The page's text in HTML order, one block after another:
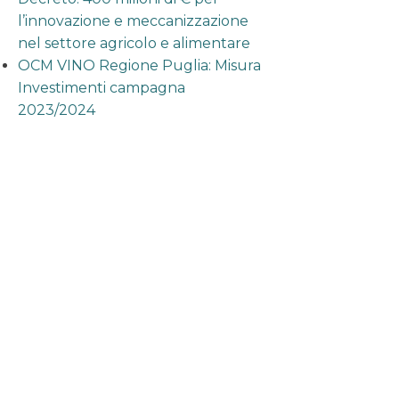
l’innovazione e meccanizzazione
nel settore agricolo e alimentare
OCM VINO Regione Puglia: Misura
Investimenti campagna
2023/2024